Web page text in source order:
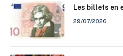
Les billets en
29/07/2026